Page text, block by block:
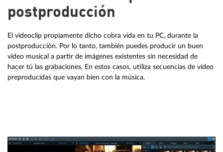
postproducción
El videoclip propiamente dicho cobra vida en tu PC, durante la
postproducción. Por lo tanto, también puedes producir un buen
vídeo musical a partir de imágenes existentes sin necesidad de
hacer tú las grabaciones. En estos casos, utiliza secuencias de vídeo
preproducidas que vayan bien con la música.